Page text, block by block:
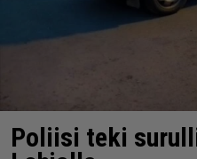
Poliisi teki